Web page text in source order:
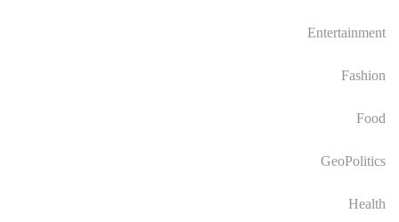
Entertainment
Fashion
Food
GeoPolitics
Health